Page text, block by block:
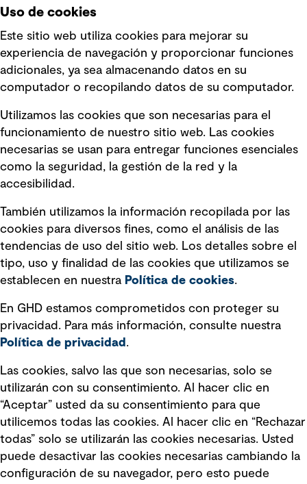
Enlaces rápidos
Política de privacidad Política de
Información legal
Declaraciones de Políticas
Declaración sobre la esclavitud
moderna
Información sobre fraude detectado en
mensajes y avisos
Estándar de accesibilidad
Gestión de la Integridad
Marketing y comunicaciones
Vendors
Uso de cookies
Este sitio web utiliza cookies para mejorar su
experiencia de navegación y proporcionar funciones
adicionales, ya sea almacenando datos en su
computador o recopilando datos de su computador.
Utilizamos las cookies que son necesarias para el
funcionamiento de nuestro sitio web. Las cookies
necesarias se usan para entregar funciones esenciales
como la seguridad, la gestión de la red y la
accesibilidad.
También utilizamos la información recopilada por las
cookies para diversos fines, como el análisis de las
tendencias de uso del sitio web. Los detalles sobre el
tipo, uso y finalidad de las cookies que utilizamos se
establecen en nuestra Política de cookies.
En GHD estamos comprometidos con proteger su
privacidad. Para más información, consulte nuestra
Política de privacidad .
Las cookies, salvo las que son necesarias, solo se
utilizarán con su consentimiento. Al hacer clic en
“Aceptar” usted da su consentimiento para que
utilicemos todas las cookies. Al hacer clic en “Rechazar
todas” solo se utilizarán las cookies necesarias. Usted
puede desactivar las cookies necesarias cambiando la
configuración de su navegador, pero esto puede